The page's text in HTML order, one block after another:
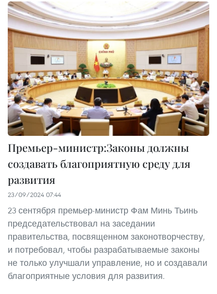
Премьер-министр:Законы должны
создавать благоприятную среду для
развития
23/09/2024 07:44
23 сентября премьер-министр Фам Минь Тьинь
председательствовал на заседании
правительства, посвященном законотворчеству,
и потребовал, чтобы разрабатываемые законы
не только улучшали управление, но и создавали
благоприятные условия для развития.